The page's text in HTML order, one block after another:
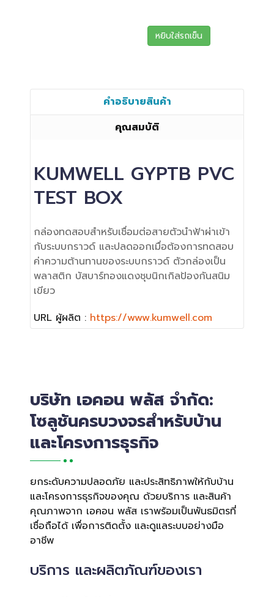
หยิบใส่รถเข็น
คำอธิบายสินค้า
คุณสมบัติ
KUMWELL GYPTB PVC
TEST BOX
กล่องทดสอบสำหรับเชื่อมต่อสายตัวนำฟ้าผ่าเข้า
กับระบบกราวด์ และปลดออกเมื่อต้องการทดสอบ
ค่าความต้านทานของระบบกราวด์ ตัวกล่องเป็น
พลาสติก บัสบาร์ทองแดงชุบนิกเกิลป้องกันสนิม
เขียว
URL ผู้ผลิต : https://www.kumwell.com
บริษัท เอคอน พลัส จำกัด:
โซลูชันครบวงจรสำหรับบ้าน
และโครงการธุรกิจ
ยกระดับความปลอดภัย และประสิทธิภาพให้กับบ้าน
และโครงการธุรกิจของคุณ ด้วยบริการ และสินค้า
คุณภาพจาก เอคอน พลัส เราพร้อมเป็นพันธมิตรที่
เชื่อถือได้ เพื่อการติดตั้ง และดูแลระบบอย่างมือ
อาชีพ
บริการ และผลิตภัณฑ์ของเรา